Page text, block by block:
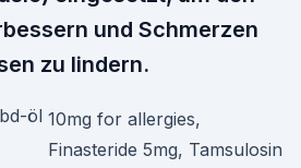
und Schmerzen
zu lindern.
10mg for allergies,
Finasteride 5mg, Tamsulosin